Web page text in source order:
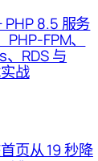
8.5 服务
FPM、
RDS 与
战
页从 19 秒降